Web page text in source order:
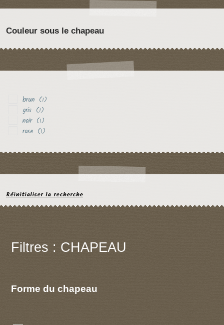
Couleur sous le chapeau
brun (1)
gris (1)
noir (1)
rose (1)
Réinitialiser la recherche
Filtres : CHAPEAU
Forme du chapeau